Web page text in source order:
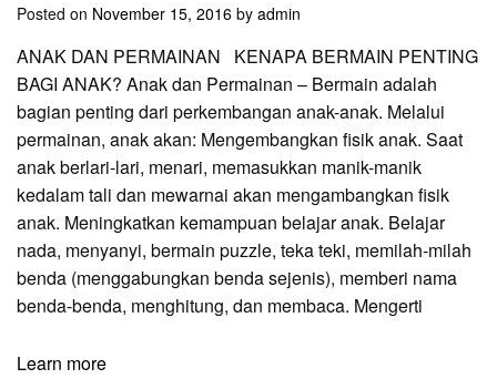
Posted on November 15, 2016 by admin
ANAK DAN PERMAINAN KENAPA BERMAIN PENTING
BAGI ANAK? Anak dan Permainan – Bermain adalah
bagian penting dari perkembangan anak-anak. Melalui
permainan, anak akan: Mengembangkan fisik anak. Saat
anak berlari-lari, menari, memasukkan manik-manik
kedalam tali dan mewarnai akan mengambangkan fisik
anak. Meningkatkan kemampuan belajar anak. Belajar
nada, menyanyi, bermain puzzle, teka teki, memilah-milah
benda (menggabungkan benda sejenis), memberi nama
benda-benda, menghitung, dan membaca. Mengerti
Learn more